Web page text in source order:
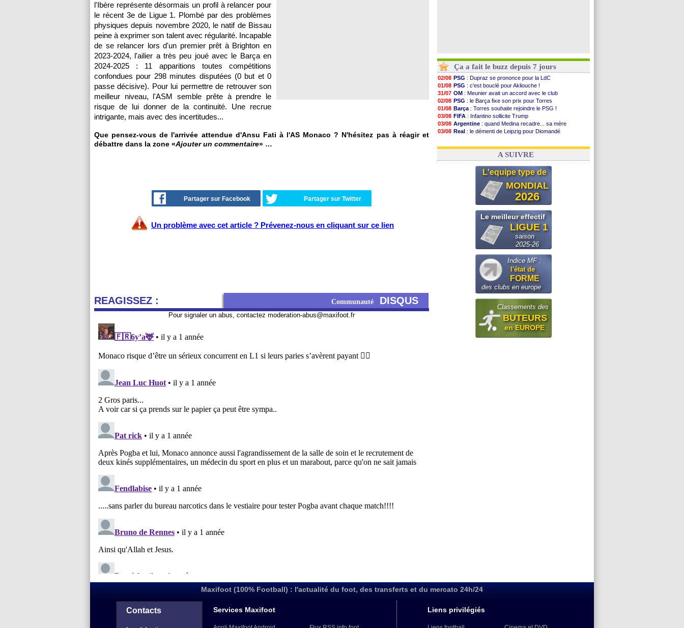
l'Ibère représente désormais un profil à relancer pour
le récent 3e de Ligue 1. Plombé par des problèmes
physiques depuis novembre 2020, le natif de Bissau
peine à exprimer son talent avec régularité. Incapable
de se relancer lors d'un premier prêt à Brighton en
2023-2024, l'ailier a très peu joué avec le Barça en
2024-2025 : 11 apparitions toutes compétitions
confondues pour 298 minutes disputées (0 but et 0
passe décisive). Pour lui permettre de retrouver son
meilleur niveau, l'ASM semble prête à prendre le
risque de lui donner de la continuité. Une recrue
intrigante, mais avec des incertitudes...
Que pensez-vous de l'arrivée attendue d'Ansu Fati à l'AS Monaco ? N'hésitez pas à réagir et
débattre dans la zone «Ajouter un commentaire» …
Partager sur Facebook Partager sur Twitter
Un problème avec cet article ? Prévenez-nous en cliquant sur ce lien
REAGISSEZ : Communauté DISQUS
Pour signaler un abus, contactez moderation-abus@maxifoot.fr
Ça a fait le buzz depuis 7 jours
02/08 PSG : Dupraz se prononce pour la LdC
01/08 PSG : c'est bouclé pour Akliouche !
31/07 OM : Meunier avait un accord avec le club
02/08 PSG : le Barça fixe son prix pour Torres
01/08 Barça : Torres souhaite rejoindre le PSG !
03/08 FIFA : Infantino sollicite Trump
03/08 Argentine : quand Medina recadre... sa mère
03/08 Real : le démenti de Leipzig pour Diomandé
31/07 FIFA: le conseiller d'Infantino démissionne !
A SUIVRE
L'equipe type de
MONDIAL
2026
Le meilleur effectif
LIGUE 1
saison
2025-26
Indice MF :
l'état de
FORME
des clubs en europe
Classements des
BUTEURS
en EUROPE
Maxifoot (100% Football) : l'actualité du foot, des transferts et du mercato 24h/24
Contacts Services Maxifoot Liens privilégiés